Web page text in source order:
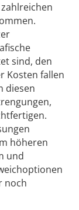
sind, den
Kosten fallen
diesen
höheren
und
noch